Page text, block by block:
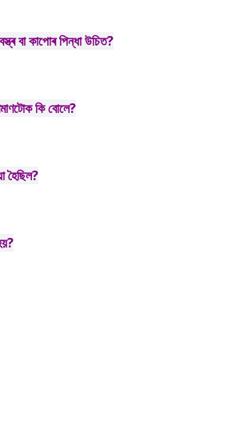
বা কাপোৰ পিন্ধা উচিত?
কি বোলে?
হৈছিল?